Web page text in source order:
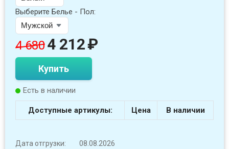
Выберите Белье - Пол:
4 6804 212₽
Купить
Есть в наличии
Доступные артикулы: Цена В наличии
Дата отгрузки:
08.08.2026